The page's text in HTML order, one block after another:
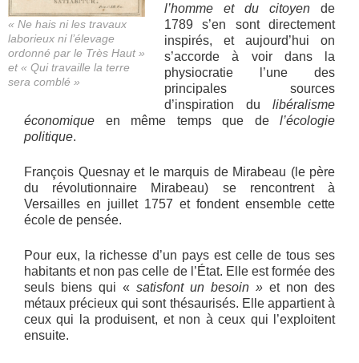
« Ne hais ni les travaux
laborieux ni l’élevage
ordonné par le Très Haut »
et « Qui travaille la terre
sera comblé »
l’homme et du citoyen de
1789 s’en sont directement
inspirés, et aujourd’hui on
s’accorde à voir dans la
physiocratie l’une des
principales sources
d’inspiration du libéralisme
économique en même temps que de l’écologie
politique.
François Quesnay et le marquis de Mirabeau (le père
du révolutionnaire Mirabeau) se rencontrent à
Versailles en juillet 1757 et fondent ensemble cette
école de pensée.
Pour eux, la richesse d’un pays est celle de tous ses
habitants et non pas celle de l’État. Elle est formée des
seuls biens qui « satisfont un besoin » et non des
métaux précieux qui sont thésaurisés. Elle appartient à
ceux qui la produisent, et non à ceux qui l’exploitent
ensuite.